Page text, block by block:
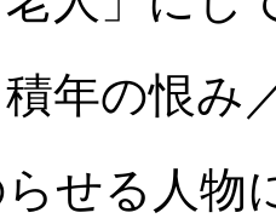
年の恨み
せる人物